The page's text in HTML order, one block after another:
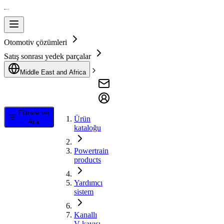
Otomotiv çözümleri
Satış sonrası yedek parçalar
Middle East and Africa
Filtrele ve
Ara
Ürün
kataloğu
Powertrain
products
Yardımcı
sistem
Kanallı